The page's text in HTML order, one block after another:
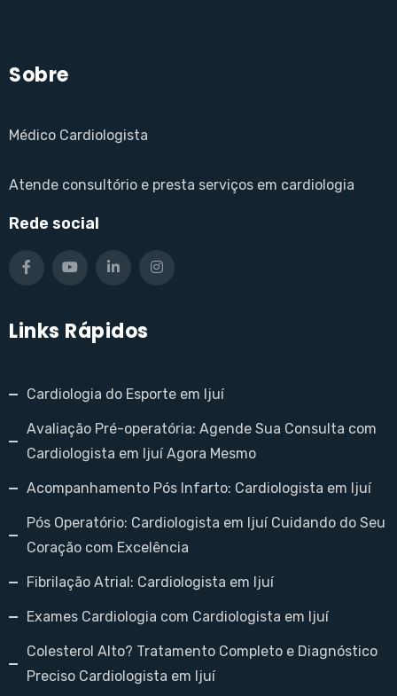
Sobre
Médico Cardiologista
Atende consultório e presta serviços em cardiologia
Rede social
Links Rápidos
Cardiologia do Esporte em Ijuí
Avaliação Pré-operatória: Agende Sua Consulta com
Cardiologista em Ijuí Agora Mesmo
Acompanhamento Pós Infarto: Cardiologista em Ijuí
Pós Operatório: Cardiologista em Ijuí Cuidando do Seu
Coração com Excelência
Fibrilação Atrial: Cardiologista em Ijuí
Exames Cardiologia com Cardiologista em Ijuí
Colesterol Alto? Tratamento Completo e Diagnóstico
Preciso Cardiologista em Ijuí